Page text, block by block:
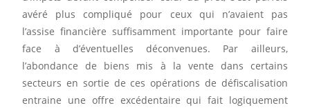
avéré plus compliqué pour ceux qui n’avaient pas
l’assise financière suffisamment importante pour faire
face à d’éventuelles déconvenues. Par ailleurs,
l’abondance de biens mis à la vente dans certains
secteurs en sortie de ces opérations de défiscalisation
entraine une offre excédentaire qui fait logiquement